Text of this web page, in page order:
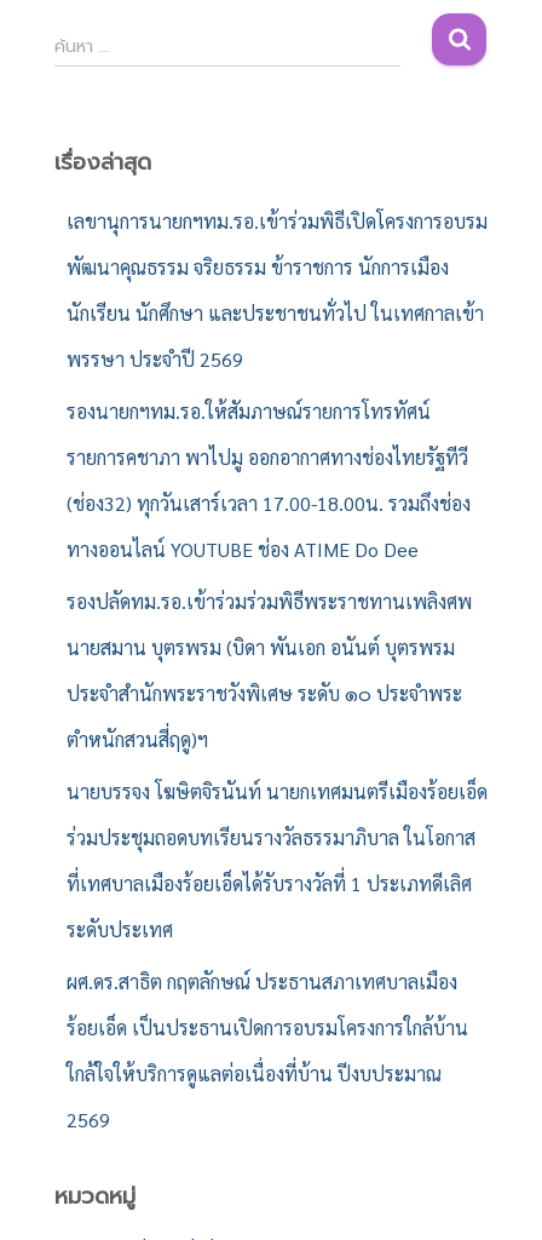
ค้
น
สำ
ค้นหา …
เรื่องล่าสุด
เลขานุการนายกฯทม.รอ.เข้าร่วมพิธีเปิดโครงการอบรม
พัฒนาคุณธรรม จริยธรรม ข้าราชการ นักการเมือง
นักเรียน นักศึกษา และประชาชนทั่วไป ในเทศกาลเข้า
พรรษา ประจำปี 2569
รองนายกฯทม.รอ.ให้สัมภาษณ์รายการโทรทัศน์
รายการคชาภา พาไปมู ออกอากาศทางช่องไทยรัฐทีวี
(ช่อง32) ทุกวันเสาร์เวลา 17.00-18.00น. รวมถึงช่อง
ทางออนไลน์ YOUTUBE ช่อง ATIME Do Dee
รองปลัดทม.รอ.เข้าร่วมร่วมพิธีพระราชทานเพลิงศพ
นายสมาน บุตรพรม (บิดา พันเอก อนันต์ บุตรพรม
ประจำสำนักพระราชวังพิเศษ ระดับ ๑๐ ประจำพระ
ตำหนักสวนสี่ฤดู)ฯ
นายบรรจง โฆษิตจิรนันท์ นายกเทศมนตรีเมืองร้อยเอ็ด
ร่วมประชุมถอดบทเรียนรางวัลธรรมาภิบาล ในโอกาส
ที่เทศบาลเมืองร้อยเอ็ดได้รับรางวัลที่ 1 ประเภทดีเลิศ
ระดับประเทศ
ผศ.ดร.สาธิต กฤตลักษณ์ ประธานสภาเทศบาลเมือง
ร้อยเอ็ด เป็นประธานเปิดการอบรมโครงการใกล้บ้าน
ใกล้ใจให้บริการดูแลต่อเนื่องที่บ้าน ปีงบประมาณ
2569
หมวดหมู่